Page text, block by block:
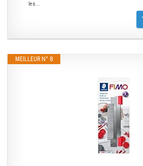
les...
MEILLEUR N° 8